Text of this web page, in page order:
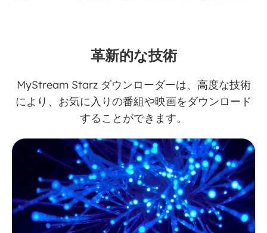
革新的な技術
MyStream Starz ダウンローダーは、高度な技術
により、お気に入りの番組や映画をダウンロード
することができます。